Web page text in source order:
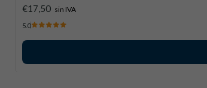
€17,50 sin IVA
5.0